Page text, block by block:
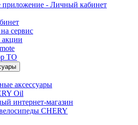
- Личный кабинет
сервис
ТО
аксессуары
Oil
интернет-магазин
CHERY